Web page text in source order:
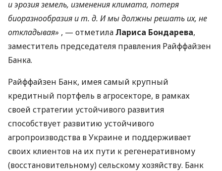
и эрозия земель, изменения климата, потеря
биоразнообразияи т. д. И мы должны решать их, не
откладывая» , — отметилаЛариса Бондарева,
заместитель председателя правления Райффайзен
Банка.
Райффайзен Банк, имея самый крупный
кредитный портфель в агросекторе, в рамках
своей стратегии устойчивого развития
способствует развитию устойчивого
агропроизводства в Украине и поддерживает
своих клиентов на их пути к регенеративному
(восстановительному) сельскому хозяйству. Банк